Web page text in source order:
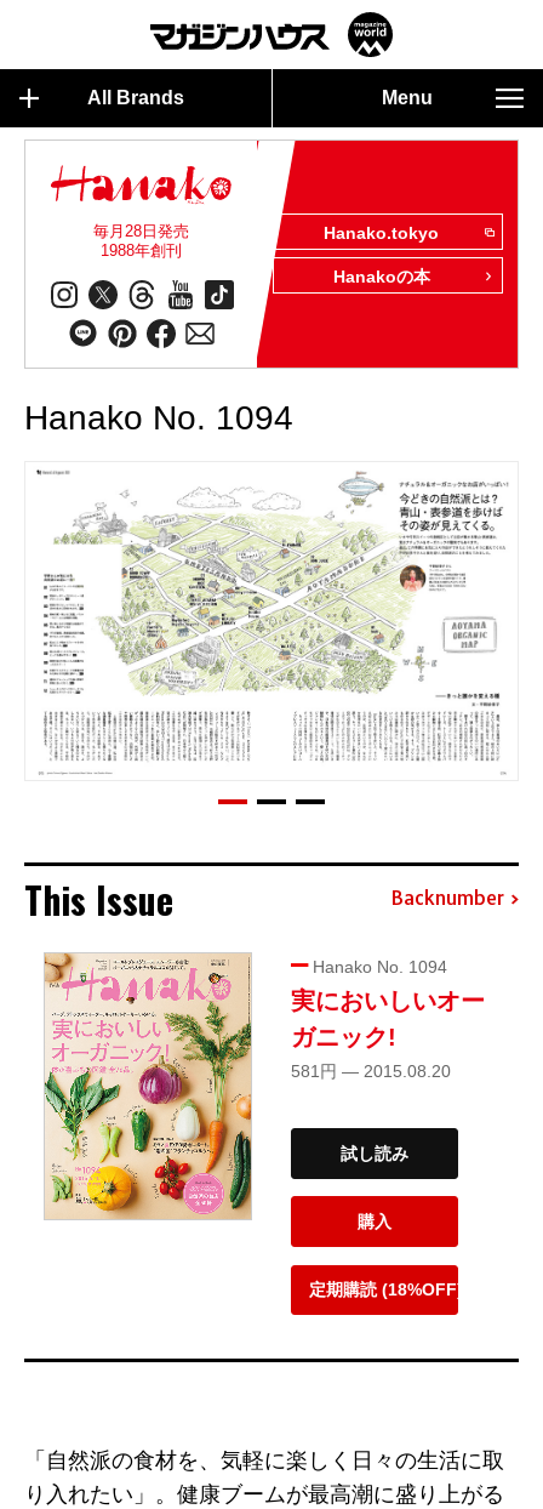
All Brands Menu
毎月28日発売
1988年創刊
Hanako.tokyo
Hanakoの本
Hanako No. 1094
This Issue Backnumber
Hanako No. 1094
実においしいオー
ガニック!
581円 — 2015.08.20
試し読み
購入
定期購読 (18%OFF)
「自然派の食材を、気軽に楽しく日々の生活に取
り入れたい」。健康ブームが最高潮に盛り上がる